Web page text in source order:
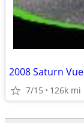
2008 Saturn Vue
7/15 126k mi